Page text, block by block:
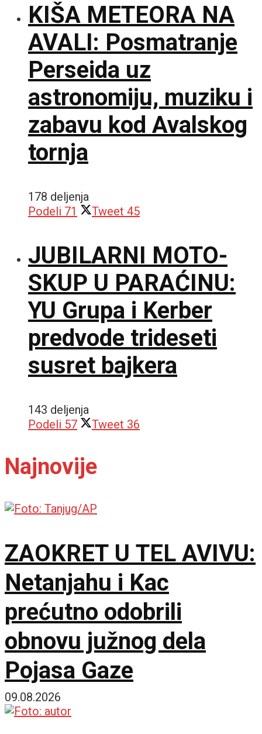
KIŠA METEORA NA
AVALI: Posmatranje
Perseida uz
astronomiju, muziku i
zabavu kod Avalskog
tornja
178 deljenja
Podeli 71 Tweet 45
JUBILARNI MOTO-
SKUP U PARAĆINU:
YU Grupa i Kerber
predvode trideseti
susret bajkera
143 deljenja
Podeli 57 Tweet 36
Najnovije
ZAOKRET U TEL AVIVU:
Netanjahu i Kac
prećutno odobrili
obnovu južnog dela
Pojasa Gaze
09.08.2026